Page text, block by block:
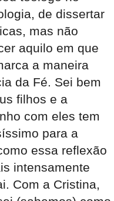
de dissertar
mas não
aquilo em que
a maneira
da Fé. Sei bem
filhos e a
com eles tem
para a
essa reflexão
intensamente
Com a Cristina,